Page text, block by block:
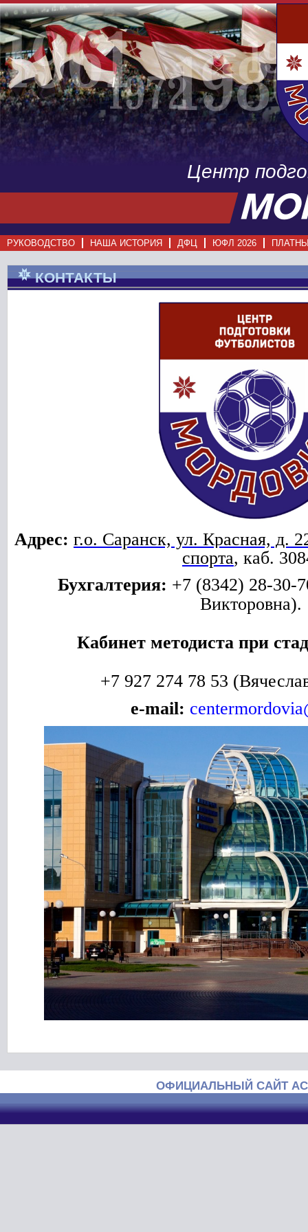
Центр
РУКОВОДСТВО НАША ИСТОРИЯ ДФЦ ЮФЛ 2026
КОНТАКТЫ
Адрес: г.о. Саранск, ул. Красная, д.
спорта, каб.
Бухгалтерия: +7 (8342) 28-30-
Викторовна).
Кабинет методиста при
+7 927 274 78 53
e-mail:
ОФИЦИАЛЬНЫЙ САЙТ